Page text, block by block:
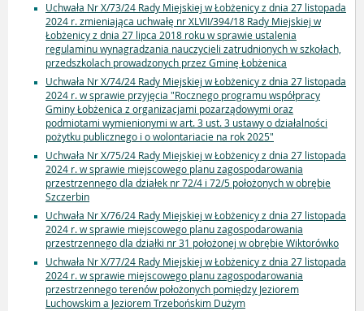
Uchwała Nr X/73/24 Rady Miejskiej w Łobżenicy z dnia 27 listopada
2024 r. zmieniająca uchwałę nr XLVII/394/18 Rady Miejskiej w
Łobżenicy z dnia 27 lipca 2018 roku w sprawie ustalenia
regulaminu wynagradzania nauczycieli zatrudnionych w szkołach,
przedszkolach prowadzonych przez Gminę Łobżenica
Uchwała Nr X/74/24 Rady Miejskiej w Łobżenicy z dnia 27 listopada
2024 r. w sprawie przyjęcia "Rocznego programu współpracy
Gminy Łobżenica z organizacjami pozarządowymi oraz
podmiotami wymienionymi w art. 3 ust. 3 ustawy o działalności
pożytku publicznego i o wolontariacie na rok 2025"
Uchwała Nr X/75/24 Rady Miejskiej w Łobżenicy z dnia 27 listopada
2024 r. w sprawie miejscowego planu zagospodarowania
przestrzennego dla działek nr 72/4 i 72/5 położonych w obrębie
Szczerbin
Uchwała Nr X/76/24 Rady Miejskiej w Łobżenicy z dnia 27 listopada
2024 r. w sprawie miejscowego planu zagospodarowania
przestrzennego dla działki nr 31 położonej w obrębie Wiktorówko
Uchwała Nr X/77/24 Rady Miejskiej w Łobżenicy z dnia 27 listopada
2024 r. w sprawie miejscowego planu zagospodarowania
przestrzennego terenów położonych pomiędzy Jeziorem
Luchowskim a Jeziorem Trzebońskim Dużym